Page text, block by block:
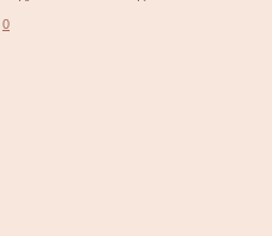
0